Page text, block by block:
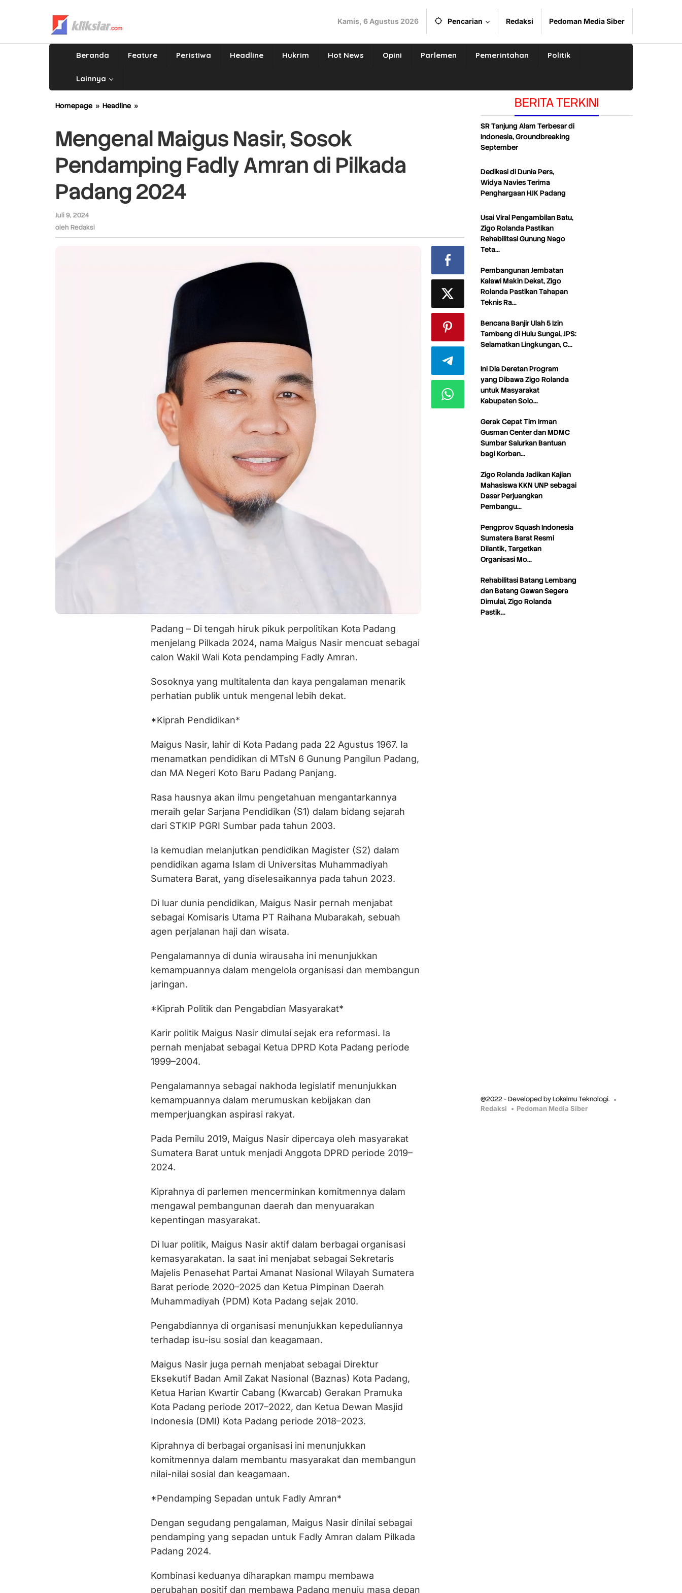
Kamis, 6 Agustus 2026 Pencarian Redaksi Pedoman Media Siber
Beranda Feature Peristiwa Headline Hukrim Hot News Opini Parlemen Pemerintahan Politik
Lainnya
Homepage » Headline »
Sosok
Pendamping
Fadly
Amran
di
Pilkada
Padang
Mengenal Maigus Nasir, Sosok
Pendamping Fadly Amran di Pilkada
Padang 2024
Juli 9, 2024
Redaksi
oleh Redaksi
Padang – Di tengah hiruk pikuk perpolitikan Kota Padang
menjelang Pilkada 2024, nama Maigus Nasir mencuat sebagai
calon Wakil Wali Kota pendamping Fadly Amran.
Sosoknya yang multitalenta dan kaya pengalaman menarik
perhatian publik untuk mengenal lebih dekat.
*Kiprah Pendidikan*
Maigus Nasir, lahir di Kota Padang pada 22 Agustus 1967. Ia
menamatkan pendidikan di MTsN 6 Gunung Pangilun Padang,
dan MA Negeri Koto Baru Padang Panjang.
Rasa hausnya akan ilmu pengetahuan mengantarkannya
meraih gelar Sarjana Pendidikan (S1) dalam bidang sejarah
dari STKIP PGRI Sumbar pada tahun 2003.
Ia kemudian melanjutkan pendidikan Magister (S2) dalam
pendidikan agama Islam di Universitas Muhammadiyah
Sumatera Barat, yang diselesaikannya pada tahun 2023.
Di luar dunia pendidikan, Maigus Nasir pernah menjabat
sebagai Komisaris Utama PT Raihana Mubarakah, sebuah
agen perjalanan haji dan wisata.
Pengalamannya di dunia wirausaha ini menunjukkan
kemampuannya dalam mengelola organisasi dan membangun
jaringan.
*Kiprah Politik dan Pengabdian Masyarakat*
Karir politik Maigus Nasir dimulai sejak era reformasi. Ia
pernah menjabat sebagai Ketua DPRD Kota Padang periode
1999–2004.
Pengalamannya sebagai nakhoda legislatif menunjukkan
kemampuannya dalam merumuskan kebijakan dan
memperjuangkan aspirasi rakyat.
Pada Pemilu 2019, Maigus Nasir dipercaya oleh masyarakat
Sumatera Barat untuk menjadi Anggota DPRD periode 2019–
2024.
Kiprahnya di parlemen mencerminkan komitmennya dalam
mengawal pembangunan daerah dan menyuarakan
kepentingan masyarakat.
Di luar politik, Maigus Nasir aktif dalam berbagai organisasi
kemasyarakatan. Ia saat ini menjabat sebagai Sekretaris
Majelis Penasehat Partai Amanat Nasional Wilayah Sumatera
Barat periode 2020–2025 dan Ketua Pimpinan Daerah
Muhammadiyah (PDM) Kota Padang sejak 2010.
Pengabdiannya di organisasi menunjukkan kepeduliannya
terhadap isu-isu sosial dan keagamaan.
Maigus Nasir juga pernah menjabat sebagai Direktur
Eksekutif Badan Amil Zakat Nasional (Baznas) Kota Padang,
Ketua Harian Kwartir Cabang (Kwarcab) Gerakan Pramuka
Kota Padang periode 2017–2022, dan Ketua Dewan Masjid
Indonesia (DMI) Kota Padang periode 2018–2023.
Kiprahnya di berbagai organisasi ini menunjukkan
komitmennya dalam membantu masyarakat dan membangun
nilai-nilai sosial dan keagamaan.
*Pendamping Sepadan untuk Fadly Amran*
Dengan segudang pengalaman, Maigus Nasir dinilai sebagai
pendamping yang sepadan untuk Fadly Amran dalam Pilkada
Padang 2024.
Kombinasi keduanya diharapkan mampu membawa
perubahan positif dan membawa Padang menuju masa depan
BERITA TERKINI
SR Tanjung Alam Terbesar di
Indonesia, Groundbreaking
September
Dedikasi di Dunia Pers,
Widya Navies Terima
Penghargaan HJK Padang
Usai Viral Pengambilan Batu,
Zigo Rolanda Pastikan
Rehabilitasi Gunung Nago
Teta…
Pembangunan Jembatan
Kalawi Makin Dekat, Zigo
Rolanda Pastikan Tahapan
Teknis Ra…
Bencana Banjir Ulah 5 Izin
Tambang di Hulu Sungai, JPS:
Selamatkan Lingkungan, C…
Ini Dia Deretan Program
yang Dibawa Zigo Rolanda
untuk Masyarakat
Kabupaten Solo…
Gerak Cepat Tim Irman
Gusman Center dan MDMC
Sumbar Salurkan Bantuan
bagi Korban…
Zigo Rolanda Jadikan Kajian
Mahasiswa KKN UNP sebagai
Dasar Perjuangkan
Pembangu…
Pengprov Squash Indonesia
Sumatera Barat Resmi
Dilantik, Targetkan
Organisasi Mo…
Rehabilitasi Batang Lembang
dan Batang Gawan Segera
Dimulai, Zigo Rolanda
Pastik…
@2022 - Developed by Lokalmu Teknologi.
Redaksi Pedoman Media Siber